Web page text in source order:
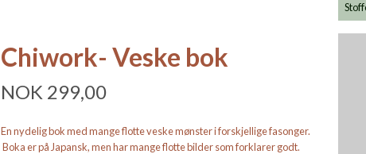
Chiwork- Veske bok
NOK 299,00
En nydelig bok med mange flotte veske mønster i forskjellige fasonger.
Boka er på Japansk, men har mange flotte bilder som forklarer godt.